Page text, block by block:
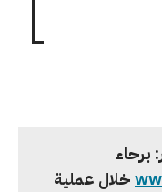
برحاء
خلال عملية